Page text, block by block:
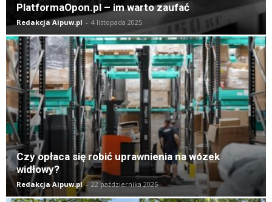
PlatformaOpon.pl – im warto zaufać
Redakcja Aipuw.pl - 4 listopada 2025
Czy opłaca się robić uprawnienia na wózek
widłowy?
Redakcja Aipuw.pl - 22 października 2025